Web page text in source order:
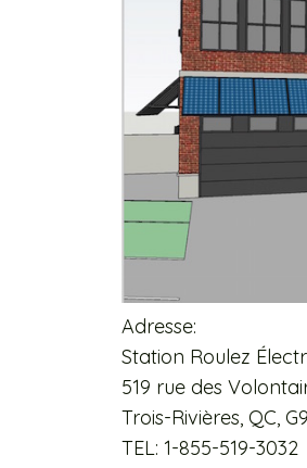
Adresse:
Station Roulez
519 rue des
Trois-Rivières, QC,
TEL: 1-855-519-3032